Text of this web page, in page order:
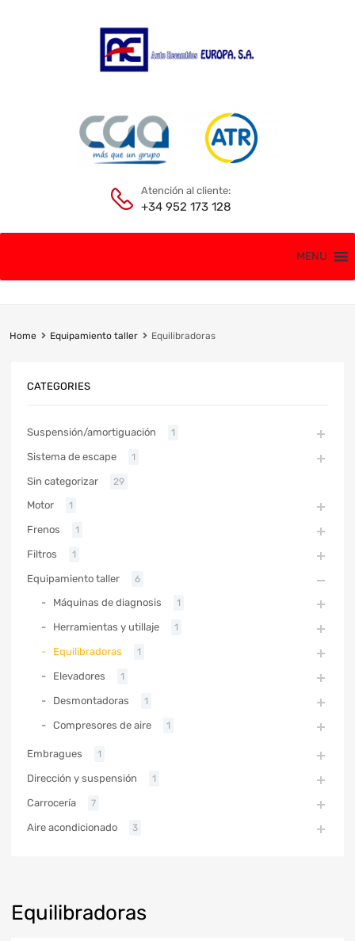
Atención al cliente:
+34 952 173 128
MENU
Home Equipamiento taller Equilibradoras
Equilibradoras
CATEGORIES
Suspensión/amortiguación 1
Sistema de escape 1
Sin categorizar 29
Motor 1
Frenos 1
Filtros 1
Equipamiento taller 6
Máquinas de diagnosis 1
Herramientas y utillaje 1
Equilibradoras 1
Elevadores 1
Desmontadoras 1
Compresores de aire 1
Embragues 1
Dirección y suspensión 1
Carrocería 7
Aire acondicionado 3